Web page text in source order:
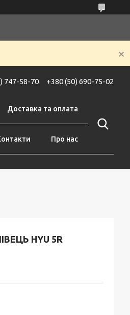
747-58-70 +380 (50) 690-75-02
Доставка та оплата
Про нас
HYU 5R